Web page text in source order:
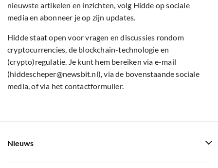
nieuwste artikelen en inzichten, volg Hidde op sociale
media en abonneer je op zijn updates.
Hidde staat open voor vragen en discussies rondom
cryptocurrencies, de blockchain-technologie en
(crypto)regulatie. Je kunt hem bereiken via e-mail
(hiddescheper@newsbit.nl), via de bovenstaande sociale
media, of via het contactformulier.
Nieuws